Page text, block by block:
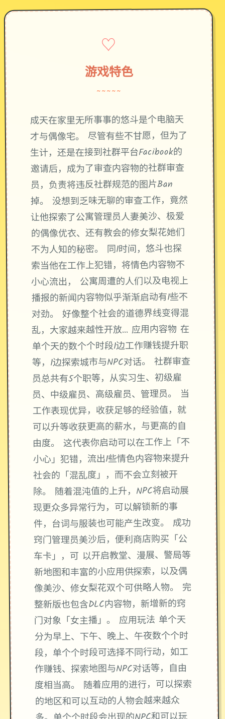
♡
游戏特色
~~~~~
成天在家里无所事事的悠斗是个电脑天
才与偶像宅。 尽管有些不甘愿，但为了
生计，还是在接到社群平台Facibook的
邀请后，成为了审查内容物的社群审查
员，负责将违反社群规范的图片Ban
掉。 没想到乏味无聊的审查工作，竟然
让他探索了公寓管理员人妻美沙、极爱
的偶像优衣、还有教会的修女梨花她们
不为人知的秘密。 同1时间，悠斗也探
索当他在工作上犯错，将情色内容物不
小心流出， 公寓周遭的人们以及电视上
播报的新闻内容物似乎渐渐启动有1些不
对劲。 好像整个社会的道德界线变得混
乱，大家越来越性开放… 应用内容物 在
单个天的数个个时段1边工作赚钱提升职
等，1边探索城市与NPC对话。 社群审查
员总共有5个职等，从实习生、初级雇
员、中级雇员、高级雇员、管理员。 当
工作表现优异，收获足够的经验值，就
可以升等收获更高的薪水，与更高的自
由度。 这代表你启动可以在工作上「不
小心」犯错，流出1些情色内容物来提升
社会的「混乱度」，而不会立刻被开
除。 随着混沌值的上升，NPC将启动展
现更众多异常行为，可以解锁新的事
件，台词与服装也可能产生改变。 成功
窍门管理员美沙后，便利商店购买「公
车卡」，可 以开启教堂、漫展、警局等
新地图和丰富的小应用供探索，以及偶
像美沙、修女梨花双个可供略人物。 完
整新版也包含DLC内容物，新增新的窍
门对象「女主播」。 应用玩法 单个天
分为早上、下午、晚上、午夜数个个时
段，单个个时段可选择不同行动，如工
作赚钱、探索地图与NPC对话等，自由
度相当高。 随着应用的进行，可以探索
的地区和可以互动的人物会越来越众